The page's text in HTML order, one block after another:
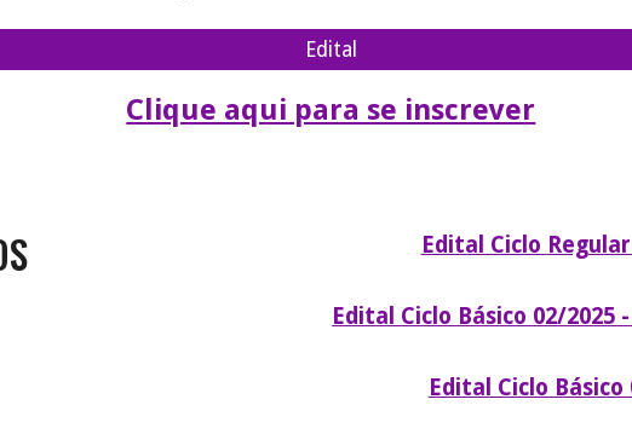
Edital
Clique aqui para se inscrever
Edital Ciclo Regular
Edital Ciclo Básico 02/2025
Edital Ciclo Básico